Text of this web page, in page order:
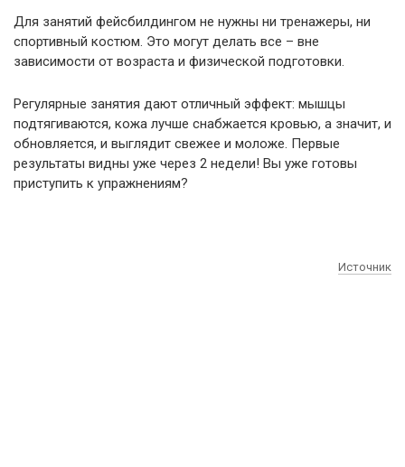
Для занятий фейсбилдингом не нужны ни тренажеры, ни
спортивный костюм. Это могут делать все – вне
зависимости от возраста и физической подготовки.
Регулярные занятия дают отличный эффект: мышцы
подтягиваются, кожа лучше снабжается кровью, а значит, и
обновляется, и выглядит свежее и моложе. Первые
результаты видны уже через 2 недели! Вы уже готовы
приступить к упражнениям?
Источник